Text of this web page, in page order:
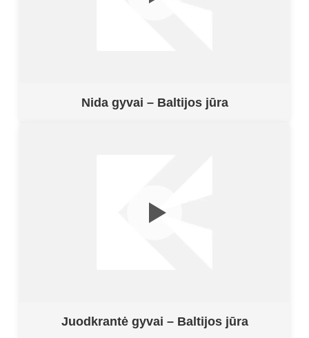
Nida gyvai – Baltijos jūra
Juodkrantė gyvai – Baltijos jūra